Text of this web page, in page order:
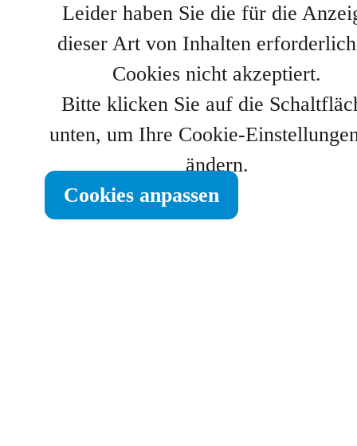
Leider haben Sie die für die
dieser Art von Inhalten
Cookies nicht akzeptiert.
Bitte klicken Sie auf die
unten, um Ihre Cookie-
ändern.
Cookies anpassen